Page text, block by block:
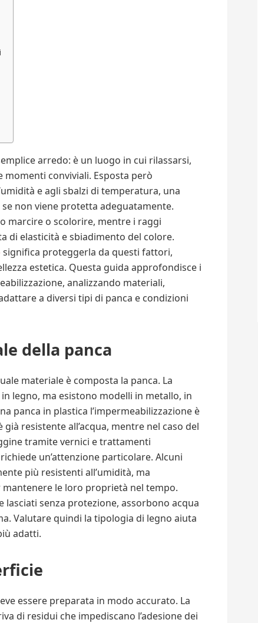
arredo: è un luogo in cui rilassarsi,
conviviali. Esposta però
e agli sbalzi di temperatura, una
non viene protetta adeguatamente.
marcire o scolorire, mentre i raggi
di elasticità e sbiadimento del colore.
significa proteggerla da questi fattori,
estetica. Questa guida approfondisce i
analizzando materiali,
a diversi tipi di panca e condizioni
della panca
materiale è composta la panca. La
legno, ma esistono modelli in metallo, in
panca in plastica l’impermeabilizzazione è
resistente all’acqua, mentre nel caso del
tramite vernici e trattamenti
un’attenzione particolare. Alcuni
più resistenti all’umidità, ma
le loro proprietà nel tempo.
senza protezione, assorbono acqua
Valutare quindi la tipologia di legno aiuta
adatti.
essere preparata in modo accurato. La
di residui che impediscano l’adesione dei